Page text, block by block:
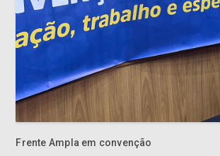
Frente Ampla em convenção